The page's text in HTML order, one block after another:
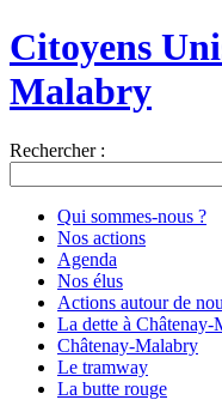
Citoyens
Malabry
Rechercher :
Qui sommes-nous ?
Nos actions
Agenda
Nos élus
Actions autour de
La dette à Châtenay-
Châtenay-Malabry
Le tramway
La butte rouge